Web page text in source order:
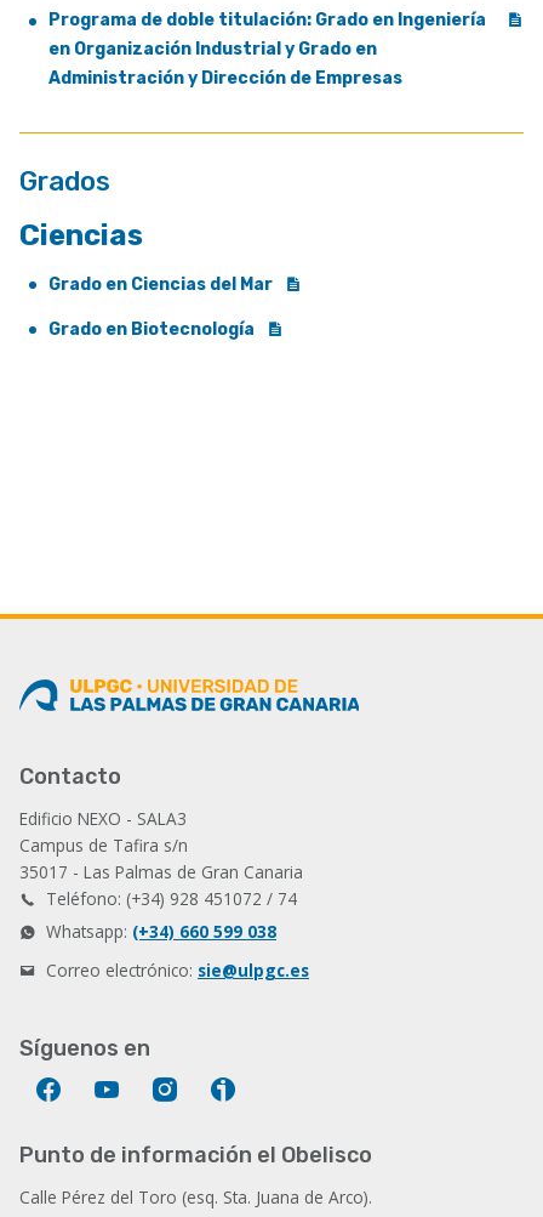
Programa de doble titulación: Grado en Ingeniería
en Organización Industrial y Grado en
Administración y Dirección de Empresas
Grados
Ciencias
Grado en Ciencias del Mar
Grado en Biotecnología
Contacto
Edificio NEXO - SALA3
Campus de Tafira s/n
35017 - Las Palmas de Gran Canaria
Teléfono: (+34) 928 451072 / 74
Whatsapp: (+34) 660 599 038
Correo electrónico: sie@ulpgc.es
Síguenos en
FacebookYouTube Instagram
Punto de información el Obelisco
Calle Pérez del Toro (esq. Sta. Juana de Arco).